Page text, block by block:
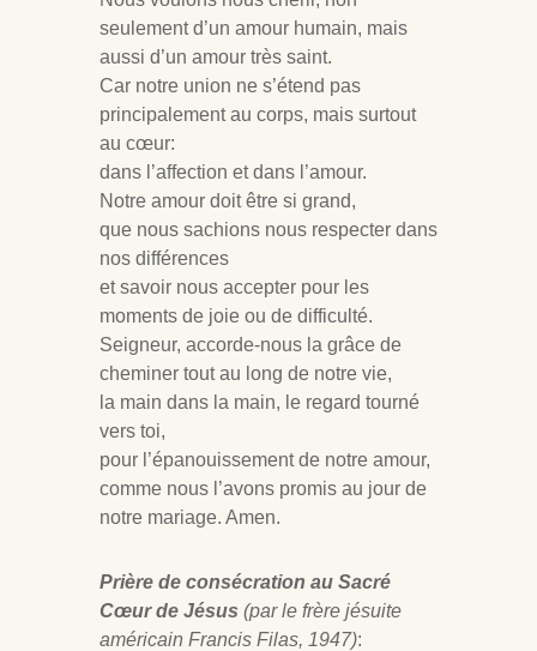
seulement d’un amour humain, mais
aussi d’un amour très saint.
Car notre union ne s’étend pas
principalement au corps, mais surtout
au cœur:
dans l’affection et dans l’amour.
Notre amour doit être si grand,
que nous sachions nous respecter dans
nos différences
et savoir nous accepter pour les
moments de joie ou de difficulté.
Seigneur, accorde-nous la grâce de
cheminer tout au long de notre vie,
la main dans la main, le regard tourné
vers toi,
pour l’épanouissement de notre amour,
comme nous l’avons promis au jour de
notre mariage. Amen.
Prière de consécration au Sacré
Cœur de Jésus (par le frère jésuite
américain Francis Filas, 1947):